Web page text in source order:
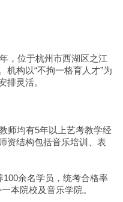
，位于杭州市西湖区之江
机构以“不拘一格育人才”为
排灵活。
师均有5年以上艺考教学经
资结构包括音乐培训、表
100余名学员，统考合格率
本院校及音乐学院。